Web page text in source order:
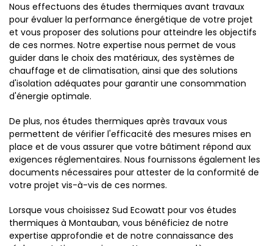
Nous effectuons des études thermiques avant travaux
pour évaluer la performance énergétique de votre projet
et vous proposer des solutions pour atteindre les objectifs
de ces normes. Notre expertise nous permet de vous
guider dans le choix des matériaux, des systèmes de
chauffage et de climatisation, ainsi que des solutions
d'isolation adéquates pour garantir une consommation
d'énergie optimale.
De plus, nos études thermiques après travaux vous
permettent de vérifier l'efficacité des mesures mises en
place et de vous assurer que votre bâtiment répond aux
exigences réglementaires. Nous fournissons également les
documents nécessaires pour attester de la conformité de
votre projet vis-à-vis de ces normes.
Lorsque vous choisissez Sud Ecowatt pour vos études
thermiques à Montauban, vous bénéficiez de notre
expertise approfondie et de notre connaissance des